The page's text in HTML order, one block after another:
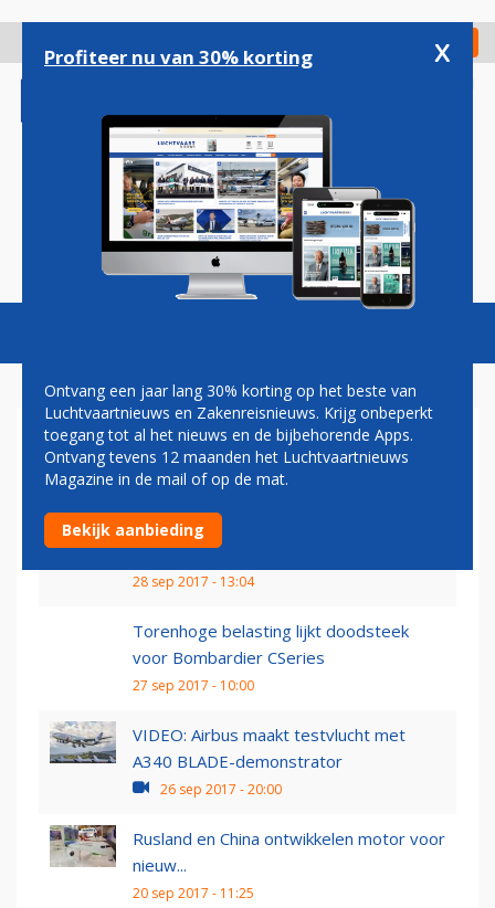
gaan
Check in
Magazine Podcasts Vacatures
TECHNOLOGIE
Eindelijk tweede testvlucht Chinese
C919
28 sep 2017 - 13:04
Torenhoge belasting lijkt doodsteek
voor Bombardier CSeries
27 sep 2017 - 10:00
VIDEO: Airbus maakt testvlucht met
A340 BLADE-demonstrator
26 sep 2017 - 20:00
Rusland en China ontwikkelen motor voor
nieuw...
20 sep 2017 - 11:25
Profiteer nu van 30% korting x
Ontvang een jaar lang 30% korting op het beste van
Luchtvaartnieuws en Zakenreisnieuws. Krijg onbeperkt
toegang tot al het nieuws en de bijbehorende Apps.
Ontvang tevens 12 maanden het Luchtvaartnieuws
Magazine in de mail of op de mat.
Bekijk aanbieding